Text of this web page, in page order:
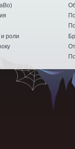
)
роли